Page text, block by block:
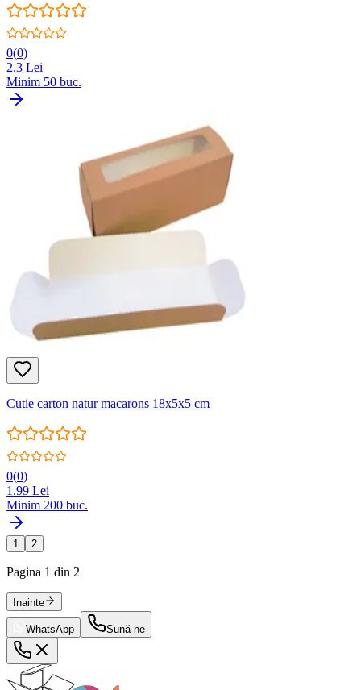
0(0)
2.3 Lei
Minim 50 buc.
Cutie carton natur macarons 18x5x5 cm
0(0)
1.99 Lei
Minim 200 buc.
1 2
Pagina 1 din 2
Inainte
WhatsApp Sună-ne